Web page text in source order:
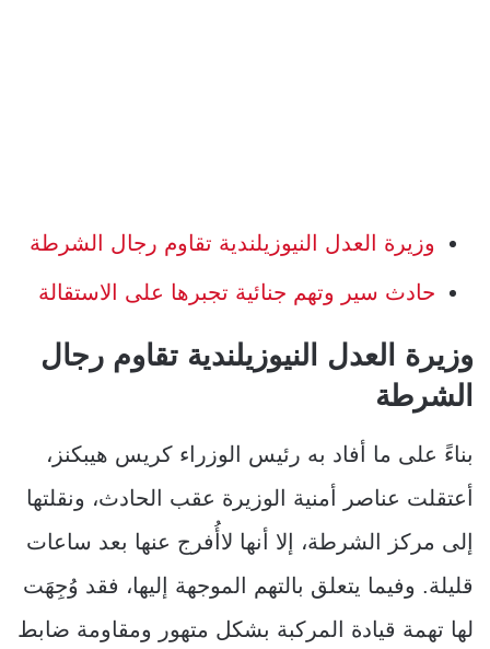
وزيرة العدل النيوزيلندية تقاوم رجال الشرطة
حادث سير وتهم جنائية تجبرها على الاستقالة
وزيرة العدل النيوزيلندية تقاوم رجال
الشرطة
بناءً على ما أفاد به رئيس الوزراء كريس هيبكنز،
أعتقلت عناصر أمنية الوزيرة عقب الحادث، ونقلتها
إلى مركز الشرطة، إلا أنها لاأُفرج عنها بعد ساعات
قليلة. وفيما يتعلق بالتهم الموجهة إليها، فقد وُجِهَت
لها تهمة قيادة المركبة بشكل متهور ومقاومة ضابط